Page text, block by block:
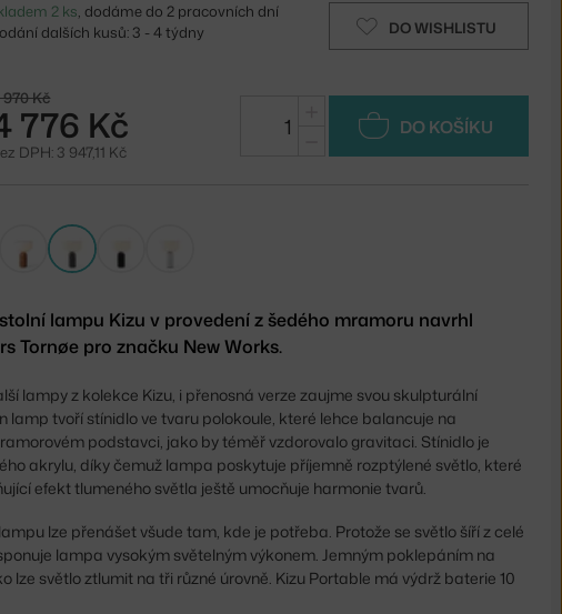
DO WISHLISTU
2 ks, dodáme do 2 pracovních dní
dalších kusů: 3 - 4 týdny
970 Kč
776 Kč
DPH: 3 947,11 Kč
DO KOŠÍKU
lampu Kizu v provedení z šedého mramoru navrhl
Tornøe pro značku New Works.
lampy z kolekce Kizu, i přenosná verze zaujme svou skulpturální
lamp tvoří stínidlo ve tvaru polokoule, které lehce balancuje na
podstavci, jako by téměř vzdorovalo gravitaci. Stínidlo je
akrylu, díky čemuž lampa poskytuje příjemně rozptýlené světlo, které
efekt tlumeného světla ještě umocňuje harmonie tvarů.
lze přenášet všude tam, kde je potřeba. Protože se světlo šíří z celé
lampa vysokým světelným výkonem. Jemným poklepáním na
lze světlo ztlumit na tři různé úrovně. Kizu Portable má výdrž baterie 10